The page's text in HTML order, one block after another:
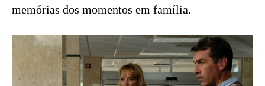
memórias dos momentos em família.